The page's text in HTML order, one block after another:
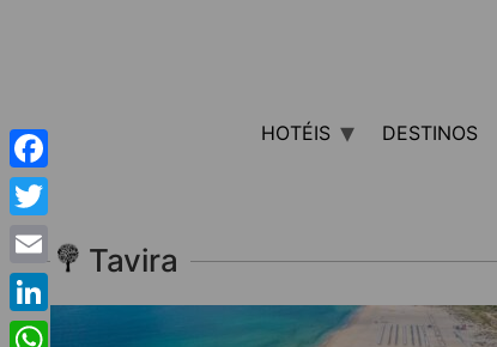
HOTÉIS DESTINOS
Tavira
Facebook
Twitter
Email
LinkedIn